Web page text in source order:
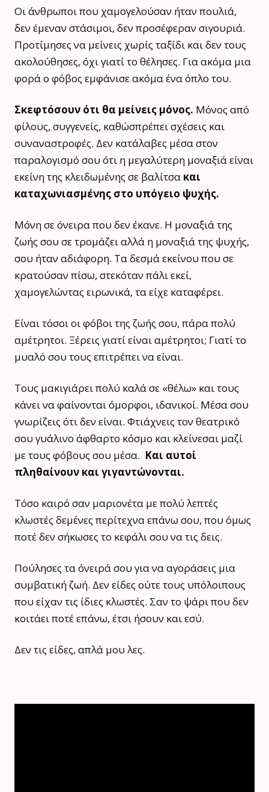
Οι άνθρωποι που χαμογελούσαν ήταν πουλιά,
δεν έμεναν στάσιμοι, δεν προσέφεραν σιγουριά.
Προτίμησες να μείνεις χωρίς ταξίδι και δεν τους
ακολούθησες, όχι γιατί το θέλησες. Για ακόμα μια
φορά ο φόβος εμφάνισε ακόμα ένα όπλο του.
Σκεφτόσουν ότι θα μείνεις μόνος. Μόνος από
φίλους, συγγενείς, καθώσπρέπει σχέσεις και
συναναστροφές. Δεν κατάλαβες μέσα στον
παραλογισμό σου ότι η μεγαλύτερη μοναξιά είναι
εκείνη της κλειδωμένης σε βαλίτσα και
καταχωνιασμένης στο υπόγειο ψυχής.
Μόνη σε όνειρα που δεν έκανε. Η μοναξιά της
ζωής σου σε τρομάζει αλλά η μοναξιά της ψυχής,
σου ήταν αδιάφορη. Τα δεσμά εκείνου που σε
κρατούσαν πίσω, στεκόταν πάλι εκεί,
χαμογελώντας ειρωνικά, τα είχε καταφέρει.
Είναι τόσοι οι φόβοι της ζωής σου, πάρα πολύ
αμέτρητοι. Ξέρεις γιατί είναι αμέτρητοι; Γιατί το
μυαλό σου τους επιτρέπει να είναι.
Τους μακιγιάρει πολύ καλά σε «θέλω» και τους
κάνει να φαίνονται όμορφοι, ιδανικοί. Μέσα σου
γνωρίζεις ότι δεν είναι. Φτιάχνεις τον θεατρικό
σου γυάλινο άφθαρτο κόσμο και κλείνεσαι μαζί
με τους φόβους σου μέσα. Και αυτοί
πληθαίνουν και γιγαντώνονται.
Τόσο καιρό σαν μαριονέτα με πολύ λεπτές
κλωστές δεμένες περίτεχνα επάνω σου, που όμως
ποτέ δεν σήκωσες το κεφάλι σου να τις δεις.
Πούλησες τα όνειρά σου για να αγοράσεις μια
συμβατική ζωή. Δεν είδες ούτε τους υπόλοιπους
που είχαν τις ίδιες κλωστές. Σαν το ψάρι που δεν
κοιτάει ποτέ επάνω, έτσι ήσουν και εσύ.
Δεν τις είδες, απλά μου λες.